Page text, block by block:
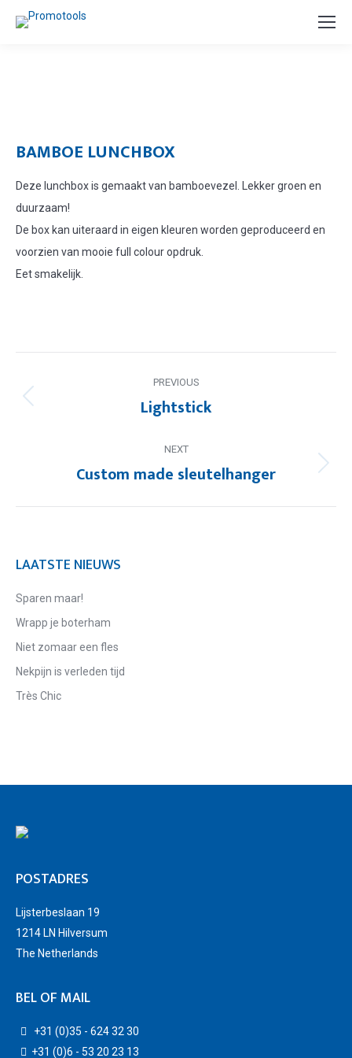
BAMBOE LUNCHBOX
Deze lunchbox is gemaakt van bamboevezel. Lekker groen en
duurzaam!
De box kan uiteraard in eigen kleuren worden geproduceerd en
voorzien van mooie full colour opdruk.
Eet smakelijk.
NAVIGATION
PREVIOUS
Previous
Lightstick
NEXT
Next
Custom made sleutelhanger
LAATSTE NIEUWS
Sparen maar!
Wrapp je boterham
Niet zomaar een fles
Nekpijn is verleden tijd
Très Chic
POSTADRES
Lijsterbeslaan 19
1214 LN Hilversum
The Netherlands
BEL OF MAIL
+31 (0)35 - 624 32 30
+31 (0)6 - 53 20 23 13